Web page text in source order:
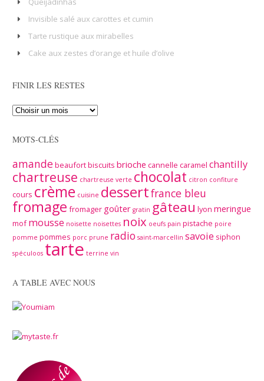
Invisible salé aux carottes et cumin
Tarte rustique aux mirabelles
Cake aux zestes d’orange et huile d’olive
FINIR LES RESTES
MOTS-CLÉS
amandebeaufortbiscuits brioche cannelle caramel chantilly
chartreuse chartreuse verte chocolat citron confiture
cours crème cuisine dessertfrance bleu
fromage fromager goûter gratin gâteau lyon meringue
mof mousse noisette noisettes noix oeufs pain pistache poire
pomme pommes porc prune radio saint-marcellin savoie siphon
spéculoos tarte terrine vin
A TABLE AVEC NOUS